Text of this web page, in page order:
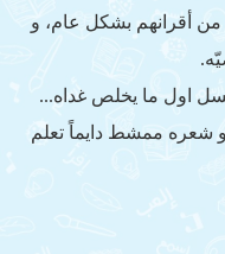
من أقرانهم بشكل عام، و
اول ما يخلص غداه...
ممشط دايماً تعلم